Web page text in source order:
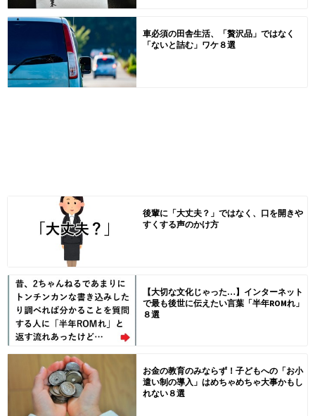
車必須の田舎生活、「贅沢品」ではなく
「ないと詰む」ワケ８選
後輩に「大丈夫？」ではなく、口を開きや
すくする声のかけ方
【大切な文化じゃった…】インターネット
で最も後世に伝えたい言葉「半年ROMれ」
８選
お金の教育のみならず！子どもへの「お小
遣い制の導入」はめちゃめちゃ大事かもし
れない８選